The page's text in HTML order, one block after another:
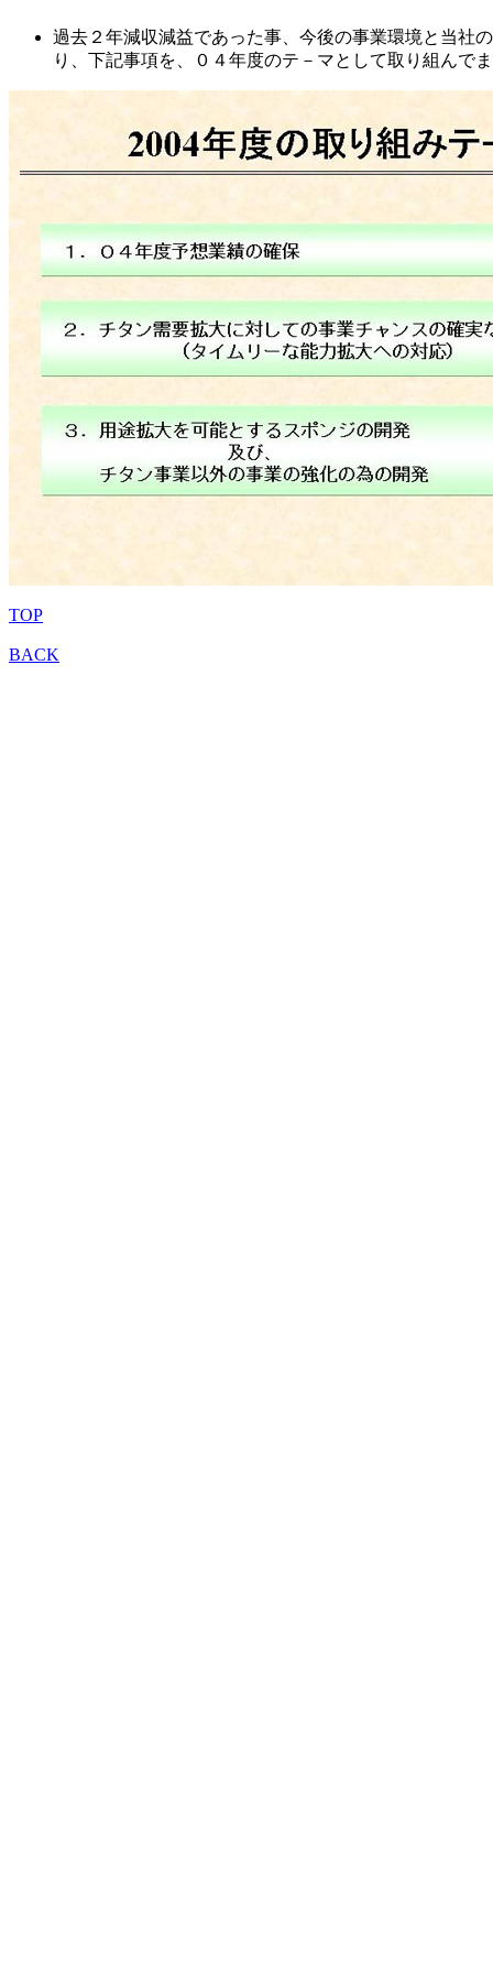
過去２年減収減益であった事、今後の事業環境と当社
り、下記事項を、０４年度のテ－マとして取り組んで
TOP
BACK